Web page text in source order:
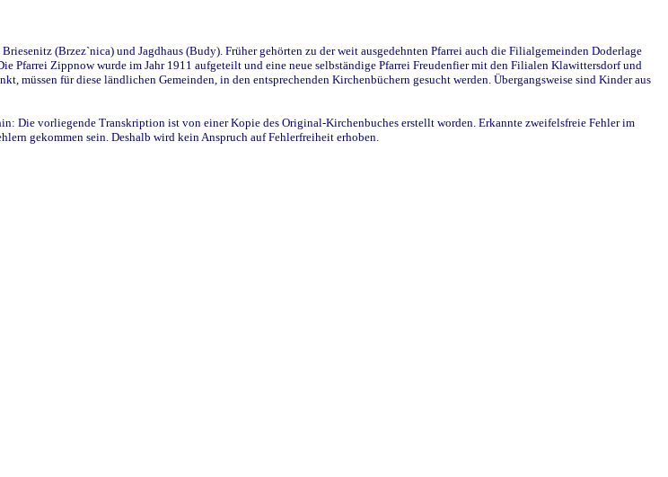
(Brzez`nica) und Jagdhaus (Budy). Früher gehörten zu der weit ausgedehnten Pfarrei auch die Filialgemeinden Doderlage
Pfarrei Zippnow wurde im Jahr 1911 aufgeteilt und eine neue selbständige Pfarrei Freudenfier mit den Filialen Klawittersdorf und
für diese ländlichen Gemeinden, in den entsprechenden Kirchenbüchern gesucht werden. Übergangsweise sind Kinder aus
Die vorliegende Transkription ist von einer Kopie des Original-Kirchenbuches erstellt worden. Erkannte zweifelsfreie Fehler im
gekommen sein. Deshalb wird kein Anspruch auf Fehlerfreiheit erhoben.